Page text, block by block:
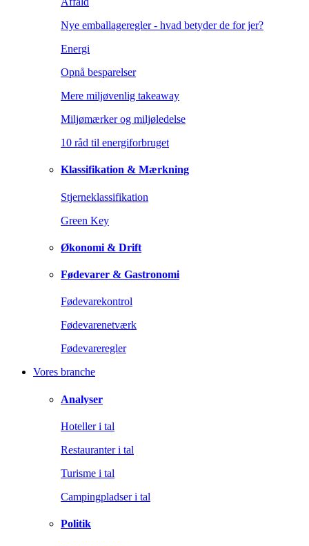
Nye emballageregler - hvad betyder de for jer?
Energi
Opnå besparelser
Mere miljøvenlig takeaway
Miljømærker og miljøledelse
10 råd til energiforbruget
Klassifikation & Mærkning
Stjerneklassifikation
Green Key
Økonomi & Drift
Fødevarer & Gastronomi
Fødevarekontrol
Fødevarenetværk
Fødevareregler
Vores branche
Analyser
Hoteller i tal
Restauranter i tal
Turisme i tal
Campingpladser i tal
Politik